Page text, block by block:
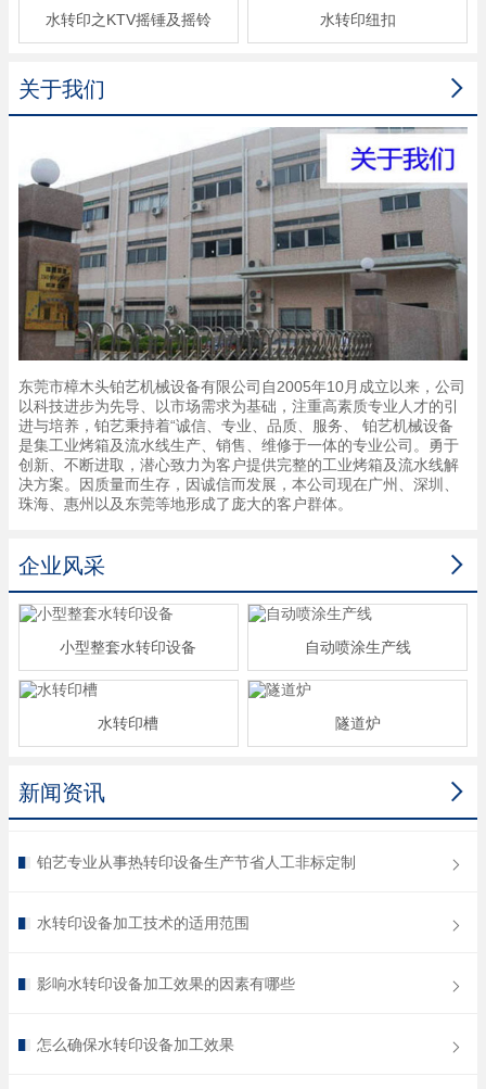
水转印之KTV摇锤及摇铃 水转印纽扣

关于我们
东莞市樟木头铂艺机械设备有限公司自2005年10月成立以来，公司
以科技进步为先导、以市场需求为基础，注重高素质专业人才的引
进与培养，铂艺秉持着“诚信、专业、品质、服务、 铂艺机械设备
是集工业烤箱及流水线生产、销售、维修于一体的专业公司。勇于
创新、不断进取，潜心致力为客户提供完整的工业烤箱及流水线解
决方案。因质量而生存，因诚信而发展，本公司现在广州、深圳、
珠海、惠州以及东莞等地形成了庞大的客户群体。

企业风采
小型整套水转印设备 自动喷涂生产线
水转印槽 隧道炉

新闻资讯
铂艺专业从事热转印设备生产节省人工非标定制
水转印设备加工技术的适用范围
影响水转印设备加工效果的因素有哪些
怎么确保水转印设备加工效果